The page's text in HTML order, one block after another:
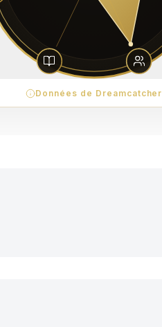
Données de Dreamcatcher